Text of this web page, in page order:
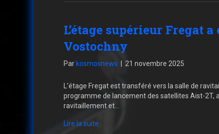
L’étage supérieur Fregat
Vostochny
Par kosmosnews 21 novembre 2025
L’étage Fregat est transféré vers la salle de
programme de lancement des satellites Aist-2T,
ravitaillement et…
Lire la suite